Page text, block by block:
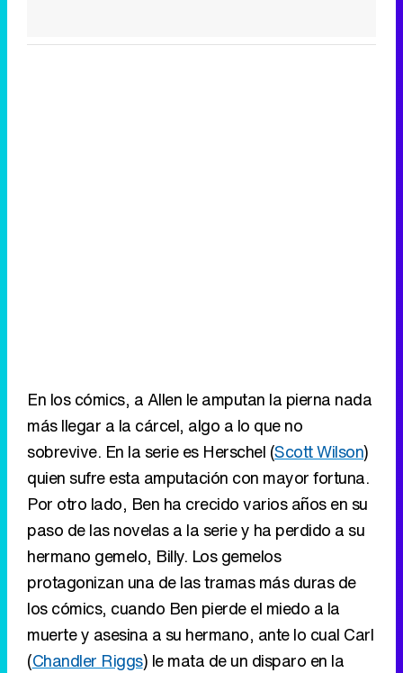
En los cómics, a Allen le amputan la pierna nada
más llegar a la cárcel, algo a lo que no
sobrevive. En la serie es Herschel (Scott Wilson)
quien sufre esta amputación con mayor fortuna.
Por otro lado, Ben ha crecido varios años en su
paso de las novelas a la serie y ha perdido a su
hermano gemelo, Billy. Los gemelos
protagonizan una de las tramas más duras de
los cómics, cuando Ben pierde el miedo a la
muerte y asesina a su hermano, ante lo cual Carl
(Chandler Riggs) le mata de un disparo en la